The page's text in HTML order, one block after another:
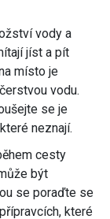
vody a
jíst a pít
místo je
vodu.
se je
neznají.
cesty
být
se poraďte se
které